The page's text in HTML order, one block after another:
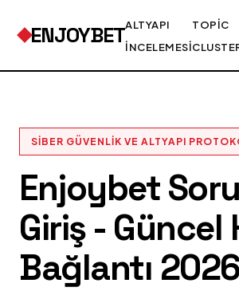
ENJOYBETALTYAPI
İNCELEMESI
TOPIC
SIBER GÜVENLIK VE ALTYAPI
Enjoybet
Giriş - Güncel
Bağlantı 2026